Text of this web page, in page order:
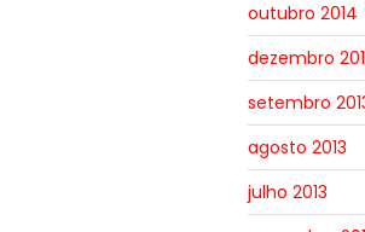
outubro 2014
dezembro
setembro
agosto 2013
julho 2013